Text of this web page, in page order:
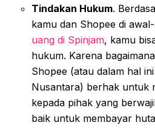
Tindakan Hukum.
kamu dan Shopee di
uang di Spinjam, kamu
hukum. Karena
Shopee (atau dalam hal
Nusantara) berhak untuk
kepada pihak yang
baik untuk membayar